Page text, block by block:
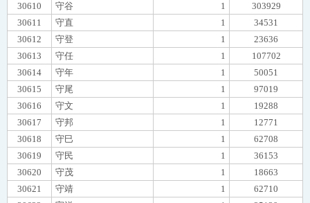
30610
守谷 1
303929
30611
守直 1
34531
30612
守登 1
23636
30613
守任 1
107702
30614
守年 1
50051
30615
守尾 1
97019
30616
守文 1
19288
30617
守邦 1
12771
30618
守巳 1
62708
30619
守民 1
36153
30620
守茂 1
18663
30621
守靖 1
62710